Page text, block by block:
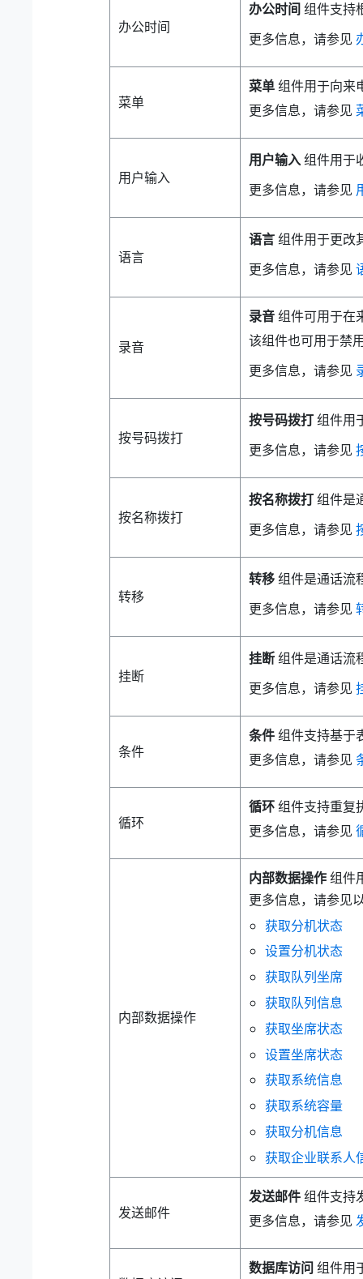
办公时间
办公时间 组件支持
更多信息，请参见
菜单
菜单组件用于向来
更多信息，请参见
用户输入
用户输入组件用于
更多信息，请参见
语言
语言组件用于更改
更多信息，请参见
录音
录音组件可用于在
该组件也可用于禁
更多信息，请参见
按号码拨打
按号码拨打组件用
更多信息，请参见
按名称拨打
按名称拨打组件是
更多信息，请参见
转移
转移组件是通话流
更多信息，请参见
挂断
挂断组件是通话流
更多信息，请参见
条件
条件组件支持基于
更多信息，请参见
循环
循环组件支持重复
更多信息，请参见
内部数据操作
内部数据操作组件
更多信息，请参见
获取分机状态
设置分机状态
获取队列坐席
获取队列信息
获取坐席状态
设置坐席状态
获取系统信息
获取系统容量
获取分机信息
获取企业联系人
发送邮件
发送邮件组件支持
更多信息，请参见
数据库访问 组件用